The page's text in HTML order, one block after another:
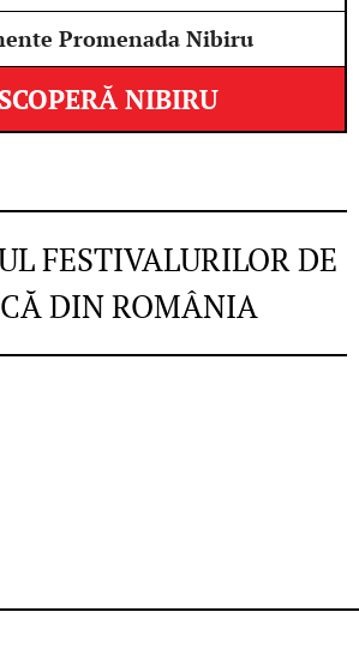
Promenada Nibiru
NIBIRU
FESTIVALURILOR DE
DIN ROMÂNIA